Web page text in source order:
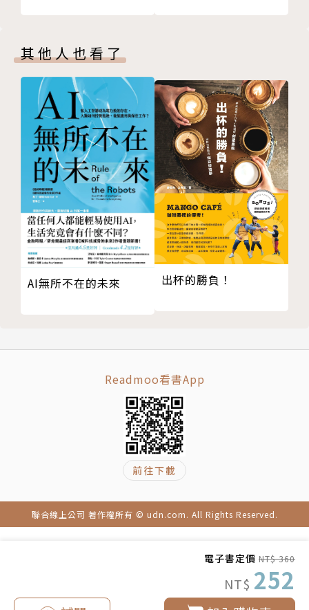
電子書定價 NT$ 360
NT$ 252
2020年年底才成立的吳淡如人生實用商學院( Podcas
t) ，半年在台灣已超過3500萬的下載量。
20 買儲蓄險？不如買防癌險！
21 失能險，到底需不需要保？
第6篇 創業──別以為豬在風口就會飛！創業前，先
了解基本原則
22 太多人的地方不要去，增加成功機會
23 追逐熱門行業為什麼老是一場空？
24 改變世界，要先改革自己
25 想成功，請懂第一性原理！
版權頁
其他人也看了
AI無所不在的未來 出杯的勝負！
Readmoo看書App
前往下載
聯合線上公司 著作權所有 © udn.com. All Rights Reserved.